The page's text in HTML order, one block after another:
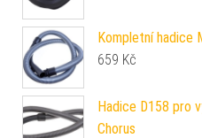
Kompletní hadice
659 Kč
Hadice D158 pro
Chorus